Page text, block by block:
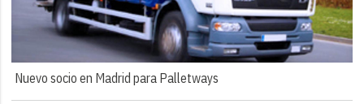
Nuevo socio en Madrid para Palletways